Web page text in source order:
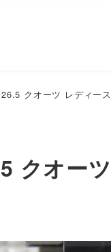
クオーツ レディー
クオー